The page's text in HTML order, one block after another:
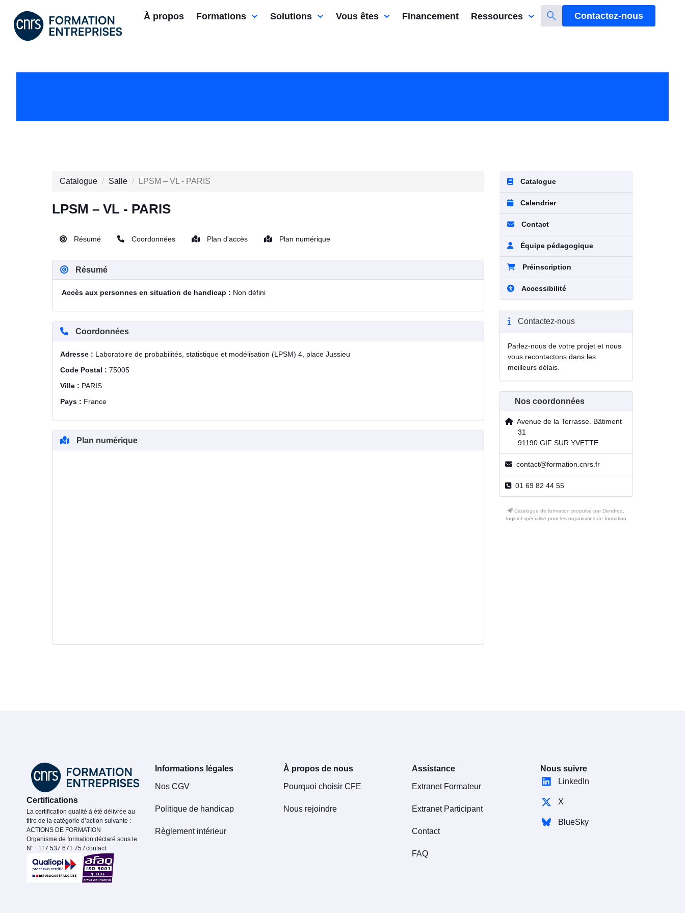
À propos Formations Solutions Vous êtes Financement Ressources Contactez-nous
Catalogue Salle LPSM – VL - PARIS
LPSM – VL - PARIS
Résumé Coordonnées Plan d'accès Plan numérique
Résumé
Accès aux personnes en situation de handicap : Non défini
Coordonnées
Adresse : Laboratoire de probabilités, statistique et modélisation (LPSM) 4, place Jussieu
Code Postal : 75005
Ville : PARIS
Pays : France
Plan numérique
Catalogue
Calendrier
Contact
Équipe pédagogique
Préinscription
Accessibilité
Contactez-nous
Parlez-nous de votre projet et nous
vous recontactons dans les
meilleurs délais.
Nos coordonnées
Avenue de la Terrasse. Bâtiment
31
91190 GIF SUR YVETTE
contact@formation.cnrs.fr
01 69 82 44 55
Catalogue de formation propulsé par Dendreo,
logiciel spécialisé pour les organismes de formation
Certifications
La certification qualité à été délivrée au
titre de la catégorie d’action suivante :
ACTIONS DE FORMATION
Organisme de formation déclaré sous le
N° : 117 537 671 75 / contact
Informations légales
Nos CGV
Politique de handicap
Règlement intérieur
À propos de nous
Pourquoi choisir CFE
Nous rejoindre
Assistance
Extranet Formateur
Extranet Participant
Contact
FAQ
Nous suivre
LinkedIn
X
BlueSky